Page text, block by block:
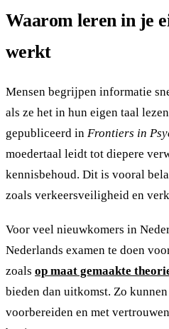
Waarom leren in je
werkt
Mensen begrijpen informatie
als ze het in hun eigen taal
gepubliceerd in Frontiers in
moedertaal leidt tot diepere
kennisbehoud. Dit is vooral
zoals verkeersveiligheid en
Voor veel nieuwkomers in
Nederlands examen te doen
zoals op maat gemaakte
bieden dan uitkomst. Zo
voorbereiden en met